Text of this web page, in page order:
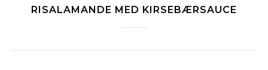
RISALAMANDE MED KIRSEBÆRSAUCE